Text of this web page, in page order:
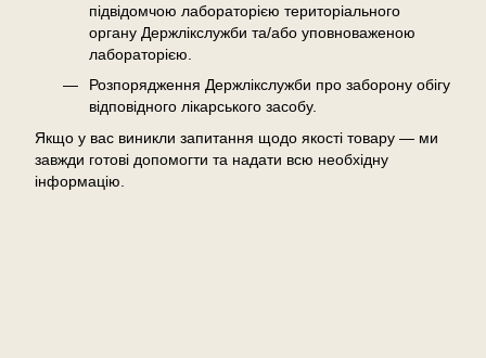
підвідомчою лабораторією територіального
органу Держлікслужби та/або уповноваженою
лабораторією.
Розпорядження Держлікслужби про заборону обігу
відповідного лікарського засобу.
Якщо у вас виникли запитання щодо якості товару — ми
завжди готові допомогти та надати всю необхідну
інформацію.